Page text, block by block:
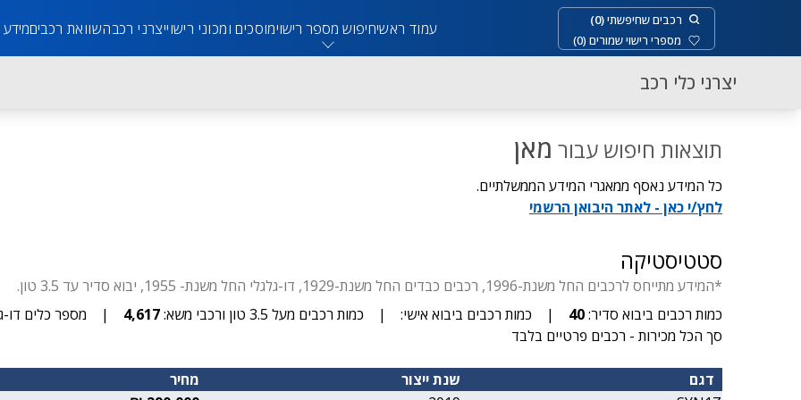
רכבים שחיפשתי(
0
)
מספרי רישוי שמורים (
0
)
עמוד ראשיחיפוש מספר רישוימוסכים ומכוני רישוייצרני רכבהשוואת רכביםמידע
יצרני כלי רכב
תוצאות חיפוש עבור מאן
כל המידע נאסף ממאגרי המידע הממשלתיים.
לחץ/י כאן - לאתר היבואן הרשמי
סטטיסטיקה
*המידע מתייחס לרכבים החל משנת-1996, רכבים כבדים החל משנת-1929, דו-גלגלי החל משנת- 1955, יבוא סדיר עד 3.5 טון.
כמות רכבים ביבוא סדיר:40
| כמות רכבים ביבוא אישי: | כמות רכבים מעל 3.5 טון ורכבי משא: 4,617
|
מספר כלים דו-
סך הכל מכירות - רכבים פרטיים בלבד
דגם שנת ייצור מחיר